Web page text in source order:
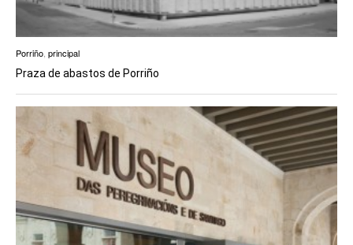
Porriño, principal
Praza de abastos de Porriño